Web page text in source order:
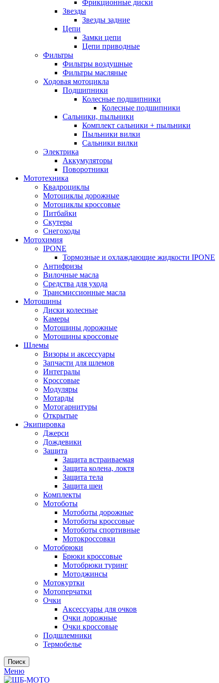
Фрикционные диски
Звезды
Звезды задние
Цепи
Замки цепи
Цепи приводные
Фильтры
Фильтры воздушные
Фильтры масляные
Ходовая мотоцикла
Подшипники
Колесные подшипники
Колесные подшипники
Сальники, пыльники
Комплект сальники + пыльники
Пыльники вилки
Сальники вилки
Электрика
Аккумуляторы
Поворотники
Мототехника
Квадроциклы
Мотоциклы дорожные
Мотоциклы кроссовые
Питбайки
Скутеры
Снегоходы
Мотохимия
IPONE
Тормозные и охлаждающие жидкости IPONE
Антифризы
Вилочные масла
Средства для ухода
Трансмиссионные масла
Мотошины
Диски колесные
Камеры
Мотошины дорожные
Мотошины кроссовые
Шлемы
Визоры и аксессуары
Запчасти для шлемов
Интегралы
Кроссовые
Модуляры
Мотарды
Мотогарнитуры
Открытые
Экипировка
Джерси
Дождевики
Защита
Защита встраиваемая
Защита колена, локтя
Защита тела
Защита шеи
Комплекты
Мотоботы
Мотоботы дорожные
Мотоботы кроссовые
Мотоботы спортивные
Мотокроссовки
Мотобрюки
Брюки кроссовые
Мотобрюки туринг
Мотоджинсы
Мотокуртки
Мотоперчатки
Очки
Аксессуары для очков
Очки дорожные
Очки кроссовые
Подшлемники
Термобелье
Поиск
Меню